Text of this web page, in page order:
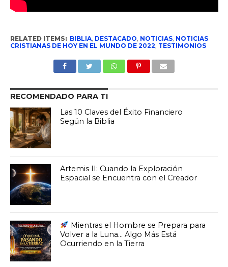
RELATED ITEMS: BIBLIA, DESTACADO, NOTICIAS, NOTICIAS
CRISTIANAS DE HOY EN EL MUNDO DE 2022, TESTIMONIOS
RECOMENDADO PARA TI
Las 10 Claves del Éxito Financiero
Según la Biblia
Artemis II: Cuando la Exploración
Espacial se Encuentra con el Creador
Mientras el Hombre se Prepara para
Volver a la Luna… Algo Más Está
Ocurriendo en la Tierra